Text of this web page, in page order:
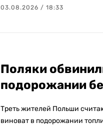
03.08.2026 / 18:33
Поляки
подорожании
Треть жителей Польши
виноват в подорожании